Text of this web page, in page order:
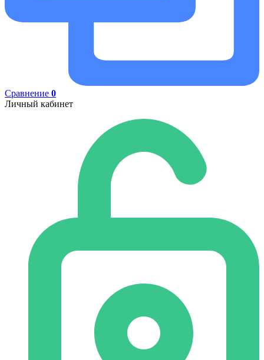
Сравнение 0
Личный кабинет